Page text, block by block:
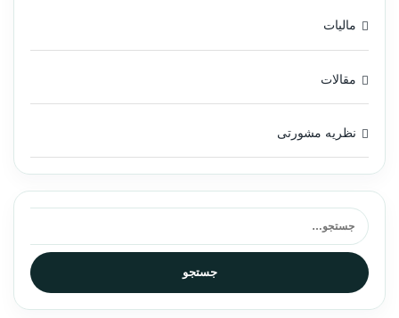
مالیات
مقالات
نظریه مشورتی
جستجو برای:
جستجو